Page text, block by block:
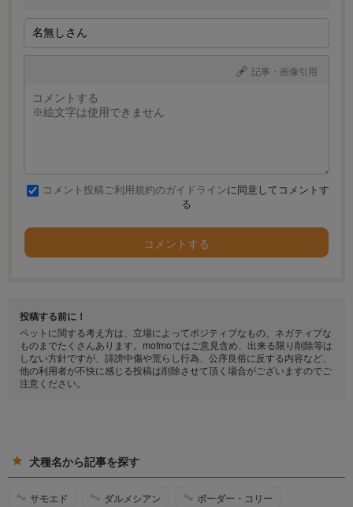
記事・画像引用
コメント投稿ご利用規約のガイドラインに同意してコメントす
る
コメントする
投稿する前に！
ペットに関する考え方は、立場によってポジティブなもの、ネガティブな
ものまでたくさんあります。mofmoではご意見含め、出来る限り削除等は
しない方針ですが、誹謗中傷や荒らし行為、公序良俗に反する内容など、
他の利用者が不快に感じる投稿は削除させて頂く場合がございますのでご
注意ください。
犬種名から記事を探す
サモエド ダルメシアン ボーダー・コリー